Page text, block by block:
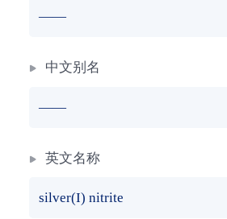
——
中文别名
——
英文名称
silver(I) nitrite